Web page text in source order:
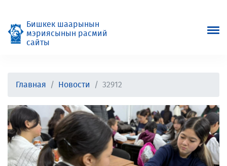
Бишкек шаарынын
мэриясынын расмий
сайты
Главная Новости 32912